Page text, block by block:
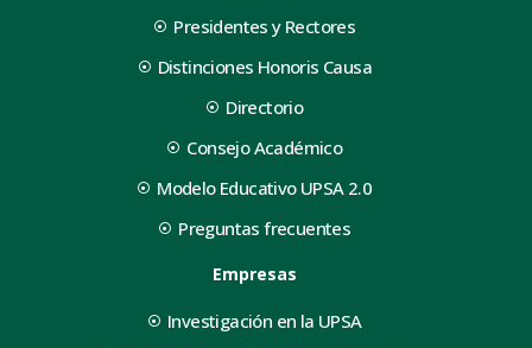
Presidentes y Rectores
Distinciones Honoris Causa
Directorio
Consejo Académico
Modelo Educativo UPSA 2.0
Preguntas frecuentes
Empresas
Investigación en la UPSA